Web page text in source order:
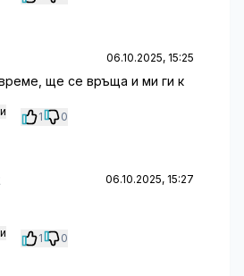
06.10.2025, 15:25
ще се връща и ми ги к
1 0
06.10.2025, 15:27
1 0